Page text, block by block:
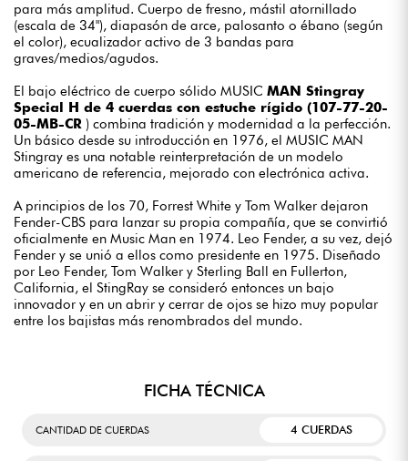
para más amplitud. Cuerpo de fresno, mástil atornillado
(escala de 34"), diapasón de arce, palosanto o ébano (según
el color), ecualizador activo de 3 bandas para
graves/medios/agudos.
El bajo eléctrico de cuerpo sólido MUSIC MAN Stingray
Special H de 4 cuerdas con estuche rígido (107-77-20-
05-MB-CR ) combina tradición y modernidad a la perfección.
Un básico desde su introducción en 1976, el MUSIC MAN
Stingray es una notable reinterpretación de un modelo
americano de referencia, mejorado con electrónica activa.
A principios de los 70, Forrest White y Tom Walker dejaron
Fender-CBS para lanzar su propia compañía, que se convirtió
oficialmente en Music Man en 1974. Leo Fender, a su vez, dejó
Fender y se unió a ellos como presidente en 1975. Diseñado
por Leo Fender, Tom Walker y Sterling Ball en Fullerton,
California, el StingRay se consideró entonces un bajo
innovador y en un abrir y cerrar de ojos se hizo muy popular
entre los bajistas más renombrados del mundo.
FICHA TÉCNICA
CANTIDAD DE CUERDAS 4 CUERDAS